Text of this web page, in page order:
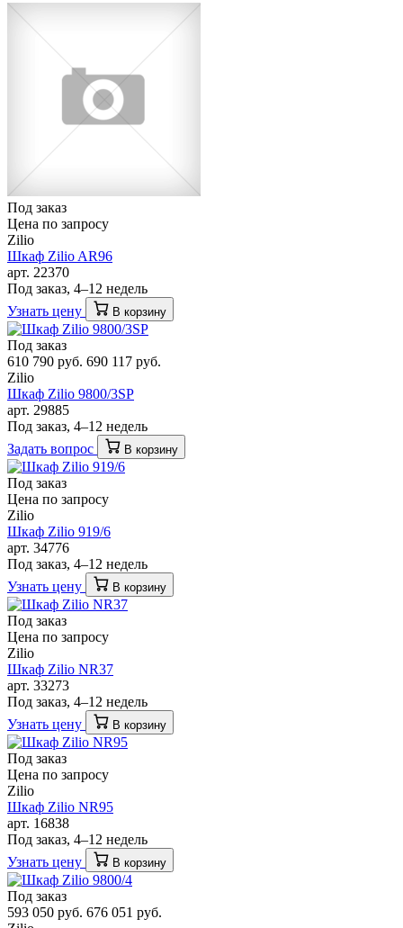
Под заказ
Цена по запросу
Zilio
Шкаф Zilio AR96
арт. 22370
Под заказ, 4–12 недель
Узнать цену
В корзину
Под заказ
610 790 руб. 690 117 руб.
Zilio
Шкаф Zilio 9800/3SP
арт. 29885
Под заказ, 4–12 недель
Задать вопрос
В корзину
Под заказ
Цена по запросу
Zilio
Шкаф Zilio 919/6
арт. 34776
Под заказ, 4–12 недель
Узнать цену
В корзину
Под заказ
Цена по запросу
Zilio
Шкаф Zilio NR37
арт. 33273
Под заказ, 4–12 недель
Узнать цену
В корзину
Под заказ
Цена по запросу
Zilio
Шкаф Zilio NR95
арт. 16838
Под заказ, 4–12 недель
Узнать цену
В корзину
Под заказ
593 050 руб. 676 051 руб.